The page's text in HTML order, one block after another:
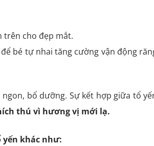
trên cho đẹp mắt.
bé tự nhai tăng cường vận động
bổ dưỡng. Sự kết hợp giữa tổ
thú vì hương vị mới lạ.
yến khác như: